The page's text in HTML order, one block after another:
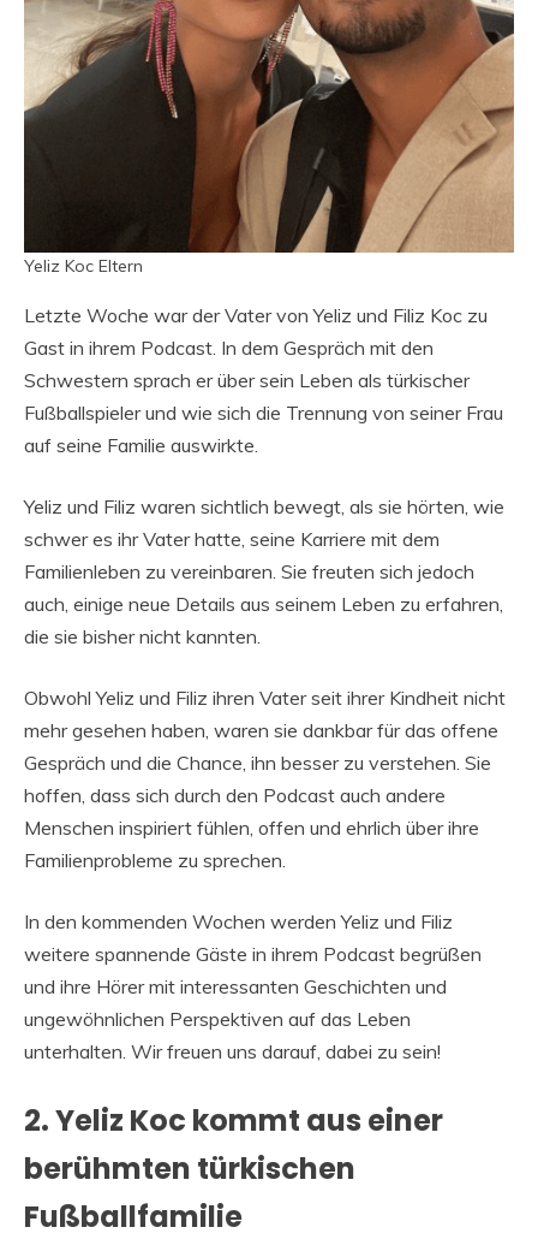
Yeliz Koc Eltern
Letzte Woche war der Vater von Yeliz und Filiz Koc zu
Gast in ihrem Podcast. In dem Gespräch mit den
Schwestern sprach er über sein Leben als türkischer
Fußballspieler und wie sich die Trennung von seiner Frau
auf seine Familie auswirkte.
Yeliz und Filiz waren sichtlich bewegt, als sie hörten, wie
schwer es ihr Vater hatte, seine Karriere mit dem
Familienleben zu vereinbaren. Sie freuten sich jedoch
auch, einige neue Details aus seinem Leben zu erfahren,
die sie bisher nicht kannten.
Obwohl Yeliz und Filiz ihren Vater seit ihrer Kindheit nicht
mehr gesehen haben, waren sie dankbar für das offene
Gespräch und die Chance, ihn besser zu verstehen. Sie
hoffen, dass sich durch den Podcast auch andere
Menschen inspiriert fühlen, offen und ehrlich über ihre
Familienprobleme zu sprechen.
In den kommenden Wochen werden Yeliz und Filiz
weitere spannende Gäste in ihrem Podcast begrüßen
und ihre Hörer mit interessanten Geschichten und
ungewöhnlichen Perspektiven auf das Leben
unterhalten. Wir freuen uns darauf, dabei zu sein!
2. Yeliz Koc kommt aus einer
berühmten türkischen
Fußballfamilie